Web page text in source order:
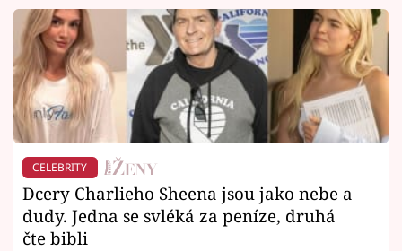
CELEBRITY
Dcery Charlieho Sheena jsou jako nebe a
dudy. Jedna se svléká za peníze, druhá
čte bibli